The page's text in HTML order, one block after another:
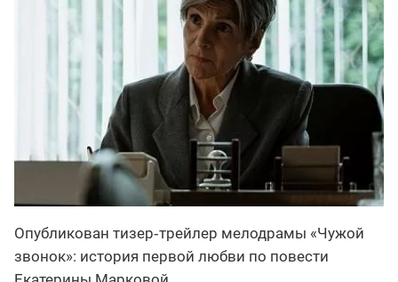
Опубликован тизер‑трейлер мелодрамы «Чужой
звонок»: история первой любви по повести